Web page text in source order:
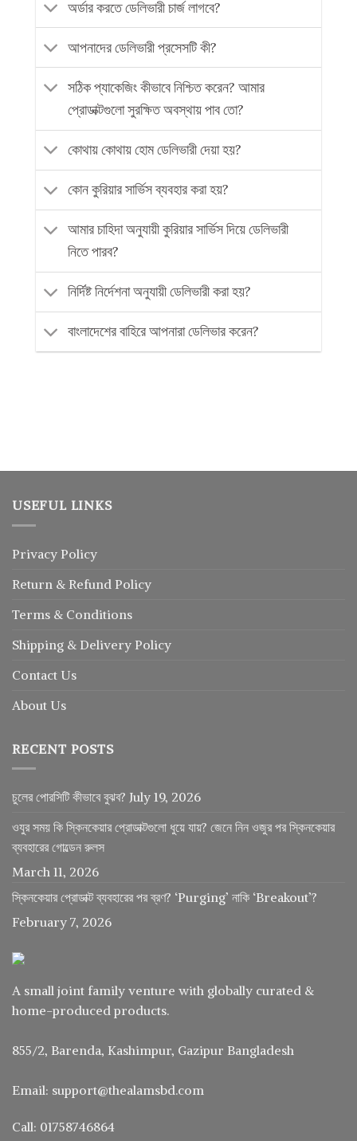
অর্ডার করতে ডেলিভারী চার্জ লাগবে?
আপনাদের ডেলিভারী প্রসেসটি কী?
সঠিক প্যাকেজিং কীভাবে নিশ্চিত করেন? আমার
প্রোডাক্টগুলো সুরক্ষিত অবস্থায় পাব তো?
কোথায় কোথায় হোম ডেলিভারী দেয়া হয়?
কোন কুরিয়ার সার্ভিস ব্যবহার করা হয়?
আমার চাহিদা অনুযায়ী কুরিয়ার সার্ভিস দিয়ে ডেলিভারী
নিতে পারব?
নির্দিষ্ট নির্দেশনা অনুযায়ী ডেলিভারী করা হয়?
বাংলাদেশের বাহিরে আপনারা ডেলিভার করেন?
USEFUL LINKS
Privacy Policy
Return & Refund Policy
Terms & Conditions
Shipping & Delivery Policy
Contact Us
About Us
RECENT POSTS
চুলের পোরসিটি কীভাবে বুঝব? July 19, 2026
ওযুর সময় কি স্কিনকেয়ার প্রোডাক্টগুলো ধুয়ে যায়? জেনে নিন ওজুর পর স্কিনকেয়ার
ব্যবহারের গোল্ডেন রুলস
March 11, 2026
স্কিনকেয়ার প্রোডাক্ট ব্যবহারের পর ব্রণ? ‘Purging’ নাকি ‘Breakout’?
February 7, 2026
A small joint family venture with globally curated &
home-produced products.
855/2, Barenda, Kashimpur, Gazipur Bangladesh
Email: support@thealamsbd.com
Call: 01758746864